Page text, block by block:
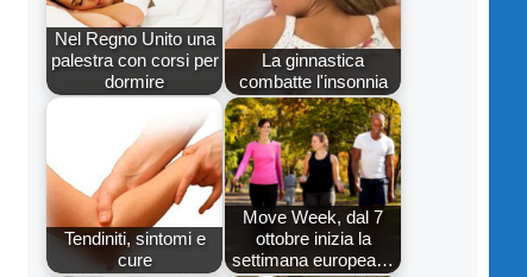
Nel Regno Unito una
palestra con corsi per
dormire
La ginnastica
combatte l'insonnia
Tendiniti, sintomi e
cure
Move Week, dal 7
ottobre inizia la
settimana europea…